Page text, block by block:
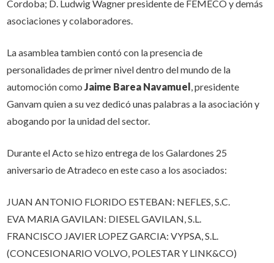
Cordoba; D. Ludwig Wagner presidente de FEMECO y demás
asociaciones y colaboradores.
La asamblea tambien contó con la presencia de
personalidades de primer nivel dentro del mundo de la
automoción comoJaime Barea Navamuel, presidente
Ganvam quien a su vez dedicó unas palabras a la asociación y
abogando por la unidad del sector.
Durante el Acto se hizo entrega de los Galardones 25
aniversario de Atradeco en este caso a los asociados:
JUAN ANTONIO FLORIDO ESTEBAN: NEFLES, S.C.
EVA MARIA GAVILAN: DIESEL GAVILAN, S.L.
FRANCISCO JAVIER LOPEZ GARCIA: VYPSA, S.L.
(CONCESIONARIO VOLVO, POLESTAR Y LINK&CO)